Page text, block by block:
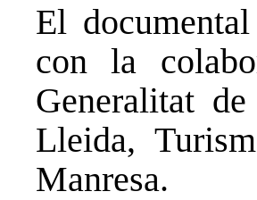
El
con la
Generalitat
Lleida,
Manresa.